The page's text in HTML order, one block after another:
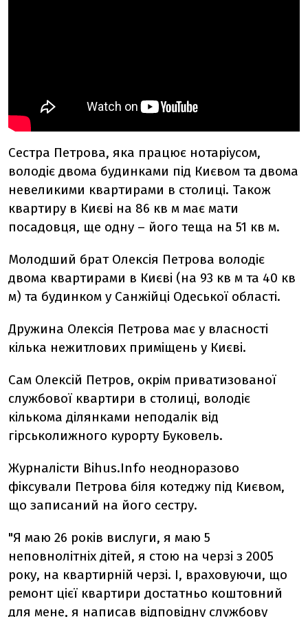
Сестра Петрова, яка працює нотаріусом,
володіє двома будинками під Києвом та двома
невеликими квартирами в столиці. Також
квартиру в Києві на 86 кв м має мати
посадовця, ще одну – його теща на 51 кв м.
Молодший брат Олексія Петрова володіє
двома квартирами в Києві (на 93 кв м та 40 кв
м) та будинком у Санжійці Одеської області.
Дружина Олексія Петрова має у власності
кілька нежитлових приміщень у Києві.
Сам Олексій Петров, окрім приватизованої
службової квартири в столиці, володіє
кількома ділянками неподалік від
гірськолижного курорту Буковель.
Журналісти Bihus.Info неодноразово
фіксували Петрова біля котеджу під Києвом,
що записаний на його сестру.
"Я маю 26 років вислуги, я маю 5
неповнолітніх дітей, я стою на черзі з 2005
року, на квартирній черзі. І, враховуючи, що
ремонт цієї квартири достатньо коштовний
для мене, я написав відповідну службову